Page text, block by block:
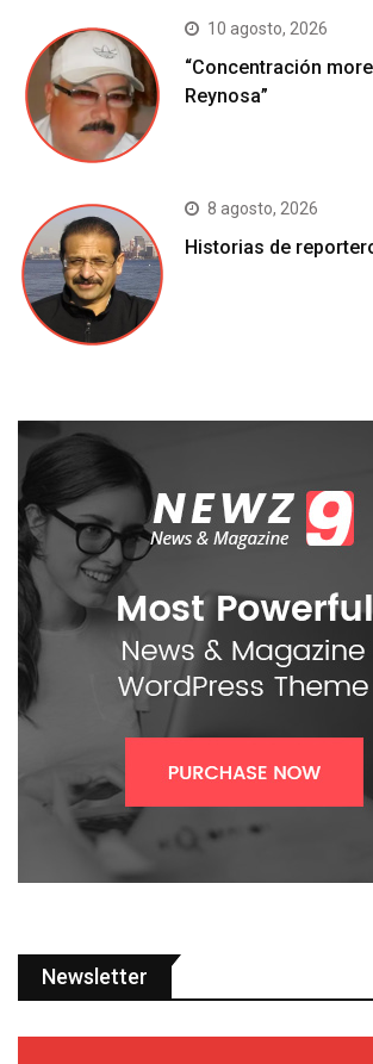
10 agosto, 2026
“Concentración
Reynosa”
8 agosto, 2026
Historias de
Newsletter